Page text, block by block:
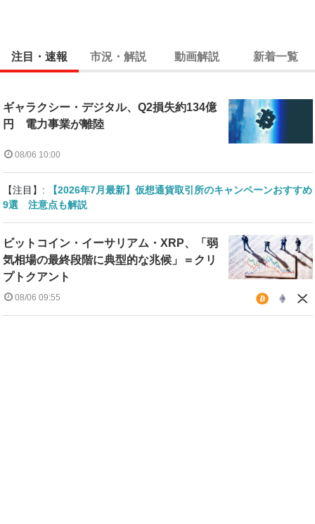
注目・速報 市況・解説 動画解説 新着一覧
ギャラクシー・デジタル、Q2損失約134億
円 電力事業が離陸
08/06 10:00
【注目】:
【2026年7月最新】仮想通貨取引所のキャンペーンおすすめ
9選 注意点も解説
ビットコイン・イーサリアム・XRP、「弱
気相場の最終段階に典型的な兆候」＝クリ
プトクアント
08/06 09:55